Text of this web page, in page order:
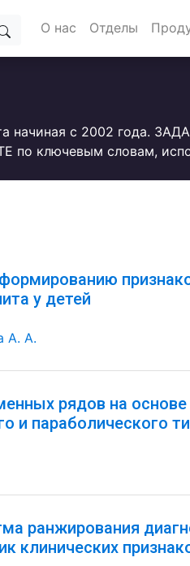
О нас Отделы
начиная с 2002 года.
по ключевым словам,
у детей
А. А.
рядов на
и параболического
ранжирования
клинических